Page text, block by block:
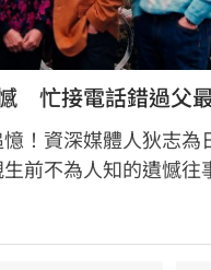
　忙接電話錯過父
！資深媒體人狄志為
前不為人知的遺憾往
以海為家，兩人相處